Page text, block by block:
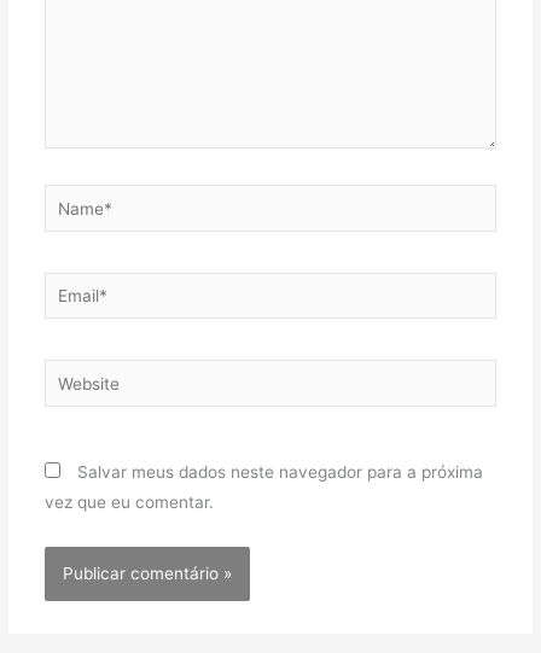
Name*
Email*
Website
Salvar meus dados neste navegador para a próxima
vez que eu comentar.